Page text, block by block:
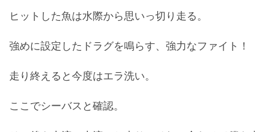
ヒットした魚は水際から思いっ切り走る。
強めに設定したドラグを鳴らす、強力なファイト！
走り終えると今度はエラ洗い。
ここでシーバスと確認。